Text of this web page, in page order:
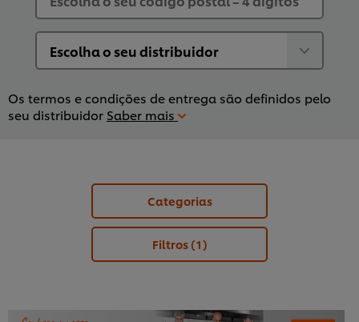
Os termos e condições de entrega são definidos pelo
seu distribuidor Saber mais
Categorias
Filtros (1)